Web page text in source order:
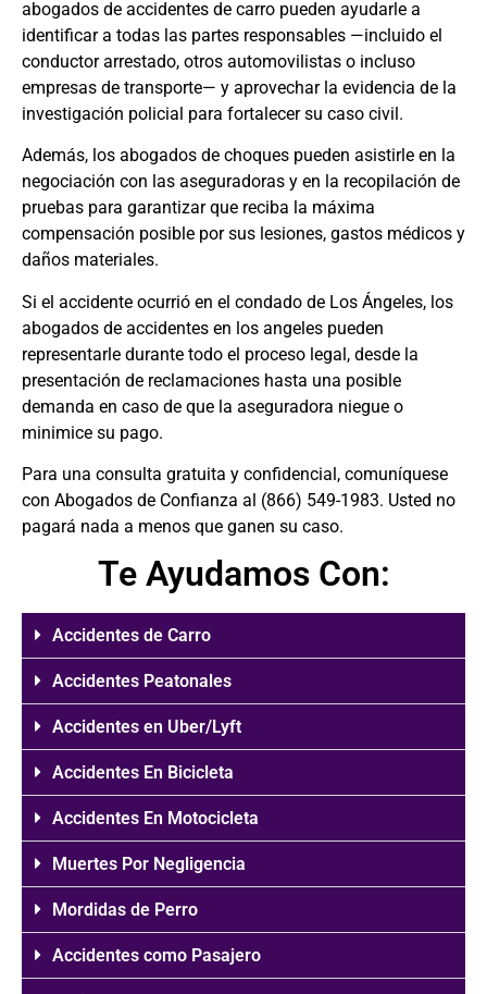
abogados de accidentes de carro pueden ayudarle a
identificar a todas las partes responsables —incluido el
conductor arrestado, otros automovilistas o incluso
empresas de transporte— y aprovechar la evidencia de la
investigación policial para fortalecer su caso civil.
Además, los abogados de choques pueden asistirle en la
negociación con las aseguradoras y en la recopilación de
pruebas para garantizar que reciba la máxima
compensación posible por sus lesiones, gastos médicos y
daños materiales.
Si el accidente ocurrió en el condado de Los Ángeles, los
abogados de accidentes en los angeles pueden
representarle durante todo el proceso legal, desde la
presentación de reclamaciones hasta una posible
demanda en caso de que la aseguradora niegue o
minimice su pago.
Para una consulta gratuita y confidencial, comuníquese
con Abogados de Confianza al (866) 549-1983. Usted no
pagará nada a menos que ganen su caso.
Te Ayudamos Con:
Accidentes de Carro
Accidentes Peatonales
Accidentes en Uber/Lyft
Accidentes En Bicicleta
Accidentes En Motocicleta
Muertes Por Negligencia
Mordidas de Perro
Accidentes como Pasajero